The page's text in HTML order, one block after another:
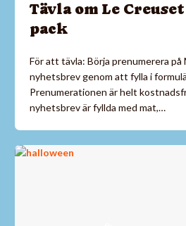
Tävla om Le
pack
För att tävla: Börja prenumerera på
nyhetsbrev genom att fylla i
Prenumerationen är helt
nyhetsbrev är fyllda med mat,…